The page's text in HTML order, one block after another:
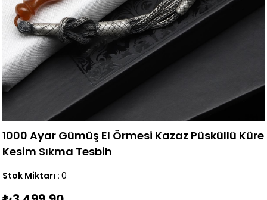
1000 Ayar Gümüş El Örmesi Kazaz Püsküllü Küre
Kesim Sıkma Tesbih
Stok Miktarı : 0